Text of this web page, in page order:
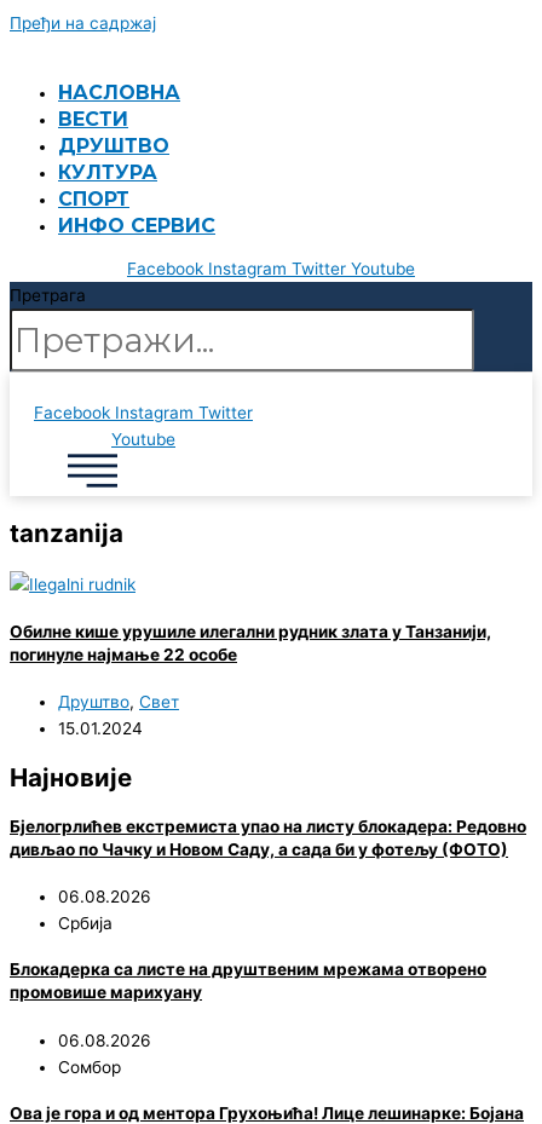
Пређи на садржај
НАСЛОВНА
ВЕСТИ
ДРУШТВО
КУЛТУРА
СПОРТ
ИНФО СЕРВИС
Facebook Instagram Twitter Youtube
Претрага
Facebook Instagram Twitter
Youtube
tanzanija
Обилне кише урушиле илегални рудник злата у Танзанији,
погинуле најмање 22 особе
Друштво, Свет
15.01.2024
Најновије
Бјелогрлићев екстремиста упао на листу блокадера: Редовно
дивљао по Чачку и Новом Саду, а сада би у фотељу (ФОТО)
06.08.2026
Србија
Блокадерка са листе на друштвеним мрежама отворено
промовише марихуану
06.08.2026
Сомбор
Ова је гора и од ментора Грухоњића! Лице лешинарке: Бојана